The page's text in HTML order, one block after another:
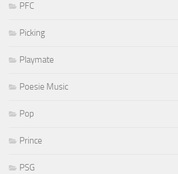
PFC
Picking
Playmate
Poesie Music
Pop
Prince
PSG